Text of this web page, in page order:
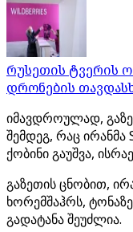
რუსეთის ტვერის
დრონების
იმავდროულად,
შემდეგ, რაც
ქობინი გაუშვა,
გაზეთის ცნობით,
ხორემშაჰრს,
გადატანა შეუძლია.